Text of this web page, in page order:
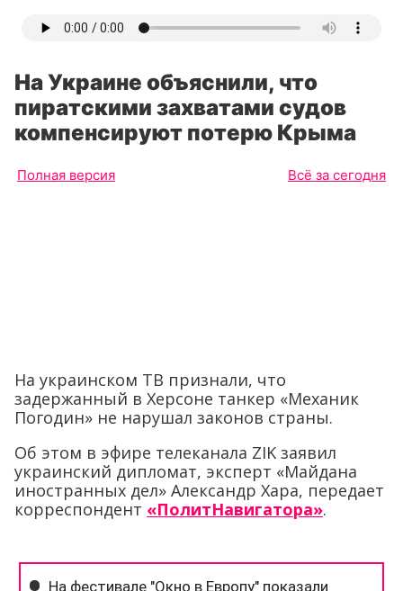
На Украине объяснили, что
пиратскими захватами судов
компенсируют потерю Крыма
Полная версия Всё за сегодня
На украинском ТВ признали, что
задержанный в Херсоне танкер «Механик
Погодин» не нарушал законов страны.
Об этом в эфире телеканала ZIK заявил
украинский дипломат, эксперт «Майдана
иностранных дел» Александр Хара, передает
корреспондент «ПолитНавигатора».